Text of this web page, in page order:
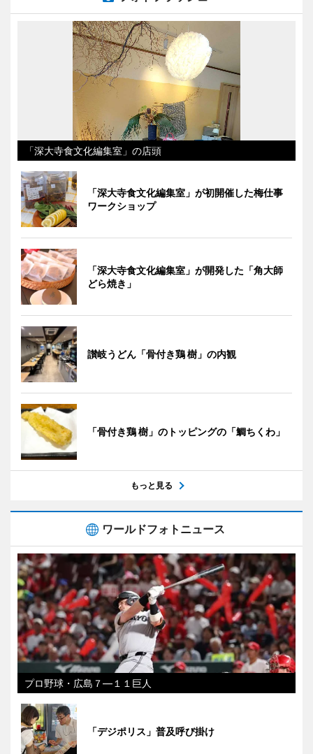
「深大寺食文化編集室」の店頭
「深大寺食文化編集室」が初開催した梅仕事
ワークショップ
「深大寺食文化編集室」が開発した「角大師
どら焼き」
讃岐うどん「骨付き鶏 樹」の内観
「骨付き鶏 樹」のトッピングの「鯛ちくわ」
もっと見る
ワールドフォトニュース
プロ野球・広島７―１１巨人
「デジポリス」普及呼び掛け